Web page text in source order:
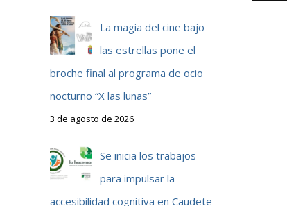
La magia del cine bajo
las estrellas pone el
broche final al programa de ocio
nocturno “X las lunas”
3 de agosto de 2026
Se inicia los trabajos
para impulsar la
accesibilidad cognitiva en Caudete